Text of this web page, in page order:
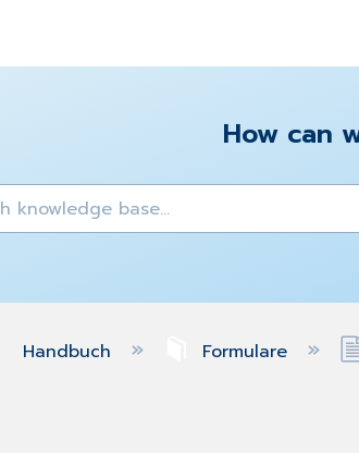
How can
hierarchy
Handbuch Formulare